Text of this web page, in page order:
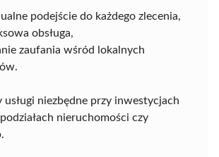
podejście do każdego zlecenia,
obsługa,
zaufania wśród lokalnych
usługi niezbędne przy inwestycjach
nieruchomości czy